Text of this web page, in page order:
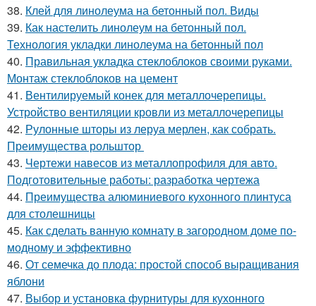
38. Клей для линолеума на бетонный пол. Виды
39. Как настелить линолеум на бетонный пол.
Технология укладки линолеума на бетонный пол
40. Правильная укладка стеклоблоков своими руками.
Монтаж стеклоблоков на цемент
41. Вентилируемый конек для металлочерепицы.
Устройство вентиляции кровли из металлочерепицы
42. Рулонные шторы из леруа мерлен, как собрать.
Преимущества рольштор
43. Чертежи навесов из металлопрофиля для авто.
Подготовительные работы: разработка чертежа
44. Преимущества алюминиевого кухонного плинтуса
для столешницы
45. Как сделать ванную комнату в загородном доме по-
модному и эффективно
46. От семечка до плода: простой способ выращивания
яблони
47. Выбор и установка фурнитуры для кухонного